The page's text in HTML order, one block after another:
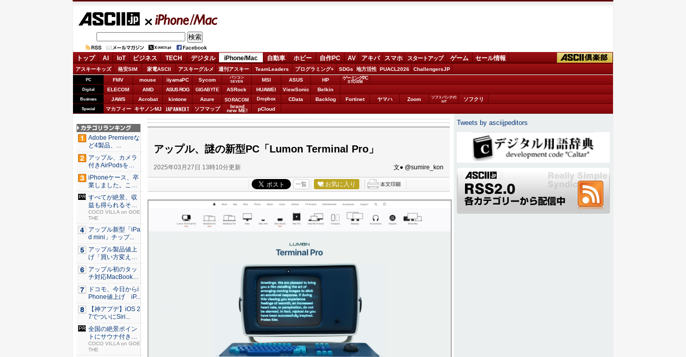
iPhone/Mac
トップ AI IoT ビジネス TECH デジタル iPhone/Mac 自動車 ホビー 自作PC AV アキバ スマホ スタートアップ ゲーム セール情報
アスキーキッズ 格安SIM 家電ASCII アスキーグルメ 週刊アスキー TeamLeaders プログラミング+ SDGs 地方活性 PUACL2026 ChallengersJP
PC FMV mouse iiyamaPC Sycom
パソコン
SEVEN
MSI ASUS HP ゲーミングPC
STORM
Digital ELECOM AMD ASUS ROG GIGABYTE ASRock HUAWEI ViewSonic Belkin
Business JAWS Acrobat kintone Azure SORACOM Dropbox CData Backlog Fortinet ヤマハ Zoom
ソフトバンクの
IoT
ソフクリ
Special マカフィー キヤノンMJ JAPANNEXT ソフマップ brand
new ME! pCloud
アップル、謎の新型PC「Lumon Terminal Pro」
2025年03月27日 13時10分更新 文● @sumire_kon
一覧 お気に入り
Adobe Premiereな
ど4製品、...
アップル、カメラ
付きAirPodsを年
内...
iPhoneケース、卒
業しました。これ
か...
すべてが絶景、収
益も得られるその
仕組みと...
COCO VILLA on GOE
THE
アップル新型「iPa
d mini」チップ...
アップル製品値上
げ「買い方変え
る」9割超...
アップル初のタッ
チ対応MacBook、
早...
ドコモ、今日からi
Phone値上げ iP...
【神アプデ】iOS 2
7でついにSiri...
全国の絶景ポイン
トにサウナ付きの
シェア別...
COCO VILLA on GOE
THE
Tweets by asciijpeditors